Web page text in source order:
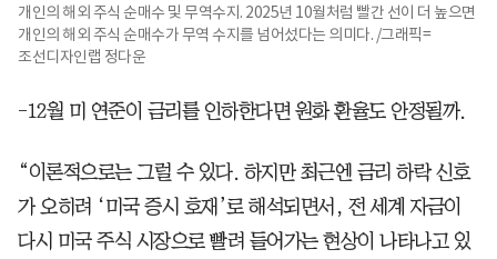
개인의 해외 주식 순매수 및 무역수지. 2025년 10월처럼 빨간 선이 더 높으면
개인의 해외 주식 순매수가 무역 수지를 넘어섰다는 의미다. /그래픽=
조선디자인랩 정다운
-12월 미 연준이 금리를 인하한다면 원화 환율도 안정될까.
“이론적으로는 그럴 수 있다. 하지만 최근엔 금리 하락 신호
가 오히려 ‘미국 증시 호재’로 해석되면서, 전 세계 자금이
다시 미국 주식 시장으로 빨려 들어가는 현상이 나타나고 있